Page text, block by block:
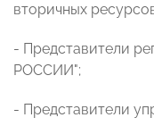
вторичных
- Представители
РОССИИ";
- Представители